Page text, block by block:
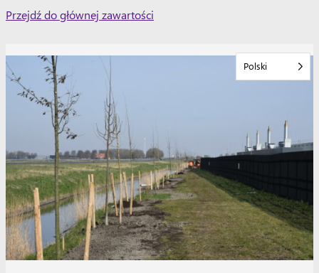
Skip
Przejdź do głównej zawartości
Polski